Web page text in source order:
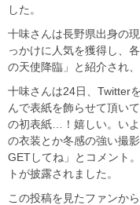
した。
十味さんは長野県出身の
っかけに人気を獲得し、
の天使降臨」と紹介され
十味さんは24日、Twitter
んで表紙を飾らせて頂い
の初表紙…！嬉しい。い
の衣装とか冬感の強い撮
GETしてね」とコメント
トが披露されました。
この投稿を見たファンか